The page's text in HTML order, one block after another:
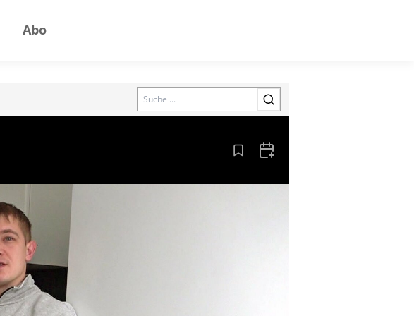
Abo
Search
Aus den Lesezeichen entfernen
Zum Kalender hinzufügen